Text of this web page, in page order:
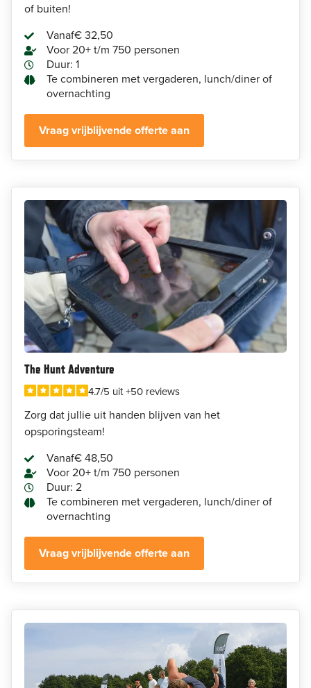
of buiten!
Vanaf€ 32,50
Voor 20+ t/m 750 personen
Duur: 1
Te combineren met vergaderen, lunch/diner of
overnachting
Vraag vrijblijvende offerte aan
The Hunt Adventure
4.7/5 uit +50 reviews
Zorg dat jullie uit handen blijven van het
opsporingsteam!
Vanaf€ 48,50
Voor 20+ t/m 750 personen
Duur: 2
Te combineren met vergaderen, lunch/diner of
overnachting
Vraag vrijblijvende offerte aan